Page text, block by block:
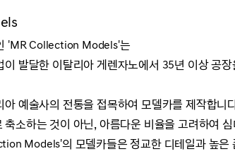
'MR Collection Models'는
발달한 이탈리아 게렌자노에서 35년 이상 공
예술사의 전통을 접목하여 모델카를 제작합니
축소하는 것이 아닌, 아름다운 비율을 고려하여
Models'의 모델카들은 정교한 디테일과 높은